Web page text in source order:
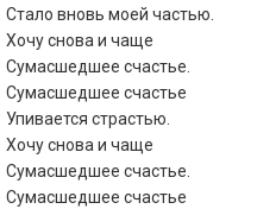
Стало вновь моей частью.
Хочу снова и чаще
Сумасшедшее счастье.
Сумасшедшее счастье
Упивается страстью.
Хочу снова и чаще
Сумасшедшее счастье.
Сумасшедшее счастье